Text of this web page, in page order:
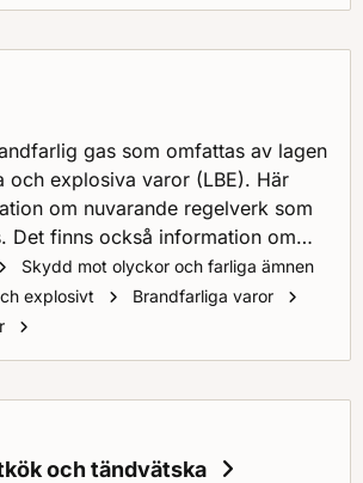
gas som omfattas av lagen
och explosiva varor (LBE). Här
om nuvarande regelverk som
Det finns också information om
samt om forskning
området.
Skydd mot olyckor och farliga ämnen
explosivt
Brandfarliga varor
och tändvätska